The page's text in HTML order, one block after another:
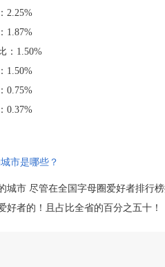
2.25%
1.87%
：1.50%
1.50%
0.75%
0.37%
市是哪些？
城市 尽管在全国字母圈爱好者排行
好者的！且占比全省的百分之五十！